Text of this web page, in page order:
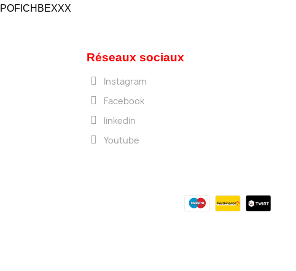
Réseaux sociaux
Instagram
Facebook
linkedin
Youtube